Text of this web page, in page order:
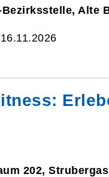
Alte
202,